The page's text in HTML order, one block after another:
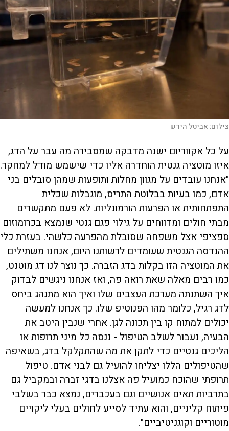
צילום:אביטל הירש
על כל אקווריום ישנה מדבקה שמסבירה מה עבר על הדג,
איזו מוטציה גנטית הוחדרה אליו כדי שישמש מודל למחקר.
"אנחנו עובדים על מגוון מחלות ותופעות שמהן סובלים בני
אדם, כמו בעיות בבלוטת התריס, מוגבלות שכלית
התפתחותית או הפרעות הורמונליות. לא פעם מתקשרים
מבתי חולים ומדווחים על גילוי פגם גנטי שנמצא בכרומוזום
ספציפי אצל משפחה שסובלת מהפרעה כלשהי. בעזרת כלי
ההנדסה הגנטית שעומדים לרשותנו היום, אנחנו משתילים
את המוטציה הזו בקלות בדג הזברה. כך נוצר לנו דג מוטנט,
כמו רבים מאלה שאת רואה פה, ואז אנחנו ניגשים לבדוק
איך השתנתה מערכת העצבים שלו ואיך הוא מתנהג ביחס
לדג רגיל, כלומר מהו הפנוטיפ שלו. כך אנחנו למעשה
יכולים למתוח קו בין תכונה לגן. אחרי שנבין היטב את
הבעיה, נעבור לשלב הטיפול - ננסה כל מיני תרופות או
הליכים גנטיים כדי לתקן את מה שהתקלקל בדג, בשאיפה
שהטיפולים הללו יצליחו להועיל גם לבני אדם. טיפול
תרופתי שהוכח כמועיל פה אצלנו בדגי זברה ובמקביל גם
בתרביות תאים אנושיים וגם בעכברים, נמצא כבר בשלבי
פיתוח קליניים, והוא עתיד לסייע לחולים בעלי ליקויים
מוטוריים וקוגניטיביים".